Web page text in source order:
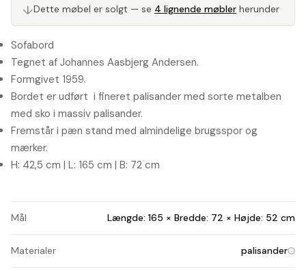
Sofabord
Tegnet af Johannes Aasbjerg Andersen.
Formgivet 1959.
Bordet er udført i fineret palisander med sorte metalben
med sko i massiv palisander.
Fremstår i pæn stand med almindelige brugsspor og
mærker.
H: 42,5 cm | L: 165 cm | B: 72 cm
Mål Længde: 165 × Bredde: 72 × Højde: 52 cm
Materialer palisander
↓Dette møbel er solgt — se 4 lignende møbler herunder